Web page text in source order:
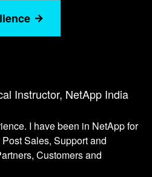
Instructor, NetApp India
I have been in NetApp for
Sales, Support and
Customers and